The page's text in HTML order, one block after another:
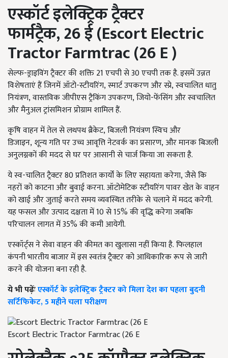
एस्कॉर्ट इलेक्ट्रिक ट्रैक्टर
फार्मट्रैक,26ई (Escort Electric
Tractor Farmtrac (26E )
सेल्फ-ड्राइविंग ट्रैक्टर की शक्ति 21 एचपी से 30 एचपी तक है. इसमें उन्नत
विशेषताएं हैं जिनमें ऑटो-स्टीयरिंग,स्मार्ट उपकरण और स्प्रे,स्वचालित धातु
नियंत्रण,वास्तविक जीपीएस ट्रैकिंग उपकरण,जियो-फेंसिंग और स्वचालित
और मैनुअल ट्रांसमिशन प्रोग्राम शामिल हैं.
कृषि वाहन में तेल से लथपथ ब्रैकेट,बिजली नियंत्रण स्विच और
डिजाइन,शून्य गति पर उच्च आवृत्ति नेटवर्क का प्रसारण,और मानक बिजली
अनुलग्नकों की मदद से घर पर आसानी से चार्ज किया जा सकता है.
ये स्व-चालित ट्रैक्टर 80 प्रतिशत कार्यों के लिए सहायता करेगा,जैसे कि
नहरों को काटना और बुवाई करना. ऑटोमेटिक स्टीयरिंग पावर खेत के वाहन
को खाई और जुताई करते समय व्यवस्थित तरीके से चलाने में मदद करेगी.
यह फसल और उत्पाद दक्षता में 10 से 15% की वृद्धि करेगा जबकि
परिचालन लागत में 35% की कमी आयेगी.
एस्कॉर्ट्स ने सेवा वाहन की कीमत का खुलासा नहीं किया है.फिलहाल
कंपनी भारतीय बाजार में इस स्वतंत्र ट्रैक्टर को आधिकारिक रूप से जारी
करने की योजना बना रही है.
ये भी पढ़ेंःएस्कॉर्ट के इलेक्ट्रिक ट्रैक्टर को मिला देश का पहला बुदनी
सर्टिफिकेट, 5 महीने चला परीक्षण
Escort Electric Tractor Farmtrac (26 E